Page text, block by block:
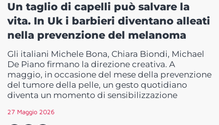
Un taglio di capelli può salvare la
vita. In Uk i barbieri diventano alleati
nella prevenzione del melanoma
Gli italiani Michele Bona, Chiara Biondi, Michael
De Piano firmano la direzione creativa. A
maggio, in occasione del mese della prevenzione
del tumore della pelle, un gesto quotidiano
diventa un momento di sensibilizzazione
27 Maggio 2026